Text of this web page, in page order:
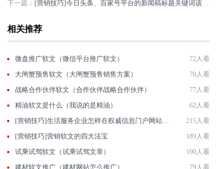
下一篇： [营销技巧]今日头条、百家号平台的新闻稿标题关键词该怎么写？
相关推荐
微盘推广软文（微信平台推广软文） 72人看
大闸蟹预售软文（大闸蟹预售销售方案） 70人看
战略合作伙伴软文（合作伙伴战略合作伙伴） 77人看
精油软文是什么（我说的是精油） 62人看
[营销技巧]生活服务企业怎样在权威信息门户网站发稿? 215人看
[营销技巧]营销软文的四大法宝 189人看
试乘试驾软文（试乘试驾文章） 100人看
建材软文推广（建材网站怎么推广） 79人看